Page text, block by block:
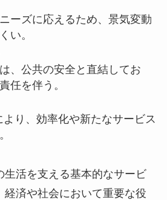
ーズに応えるため、景気変動
い。
、公共の安全と直結してお
任を伴う。
り、効率化や新たなサービス
生活を支える基本的なサービ
経済や社会において重要な役